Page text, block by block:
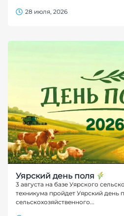
28 июля, 2026
Уярский день поля
3 августа на базе Уярского
техникума пройдет Уярский день
сельскохозяйственного...